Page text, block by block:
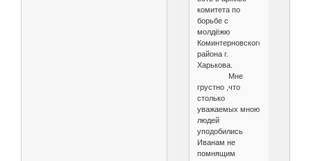
комитета по
борьбе с
молдёжю
Коминтерновского
района г.
Харькова.
Мне
грустно ,что
столько
уважаемых мною
людей
уподобились
Иванам не
помнящим